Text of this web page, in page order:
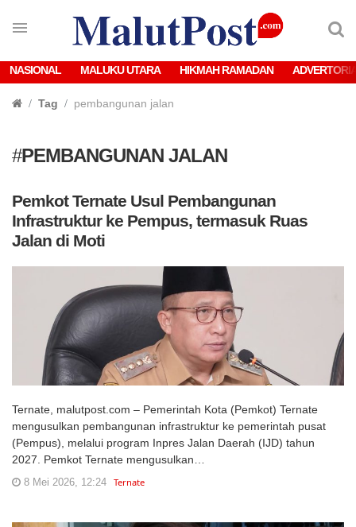
NASIONAL MALUKU UTARA HIKMAH RAMADAN
Tag pembangunan jalan
#PEMBANGUNAN JALAN
Pemkot Ternate Usul Pembangunan
Infrastruktur ke Pempus, termasuk Ruas
Jalan di Moti
Ternate, malutpost.com – Pemerintah Kota (Pemkot) Ternate
mengusulkan pembangunan infrastruktur ke pemerintah pusat
(Pempus), melalui program Inpres Jalan Daerah (IJD) tahun
2027. Pemkot Ternate mengusulkan…
8 Mei 2026, 12:24 Ternate